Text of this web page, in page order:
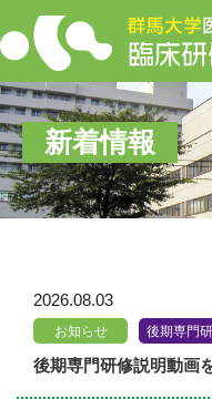
新着情報
2026.08.03
お知らせ 後期専門
後期専門研修説明動画